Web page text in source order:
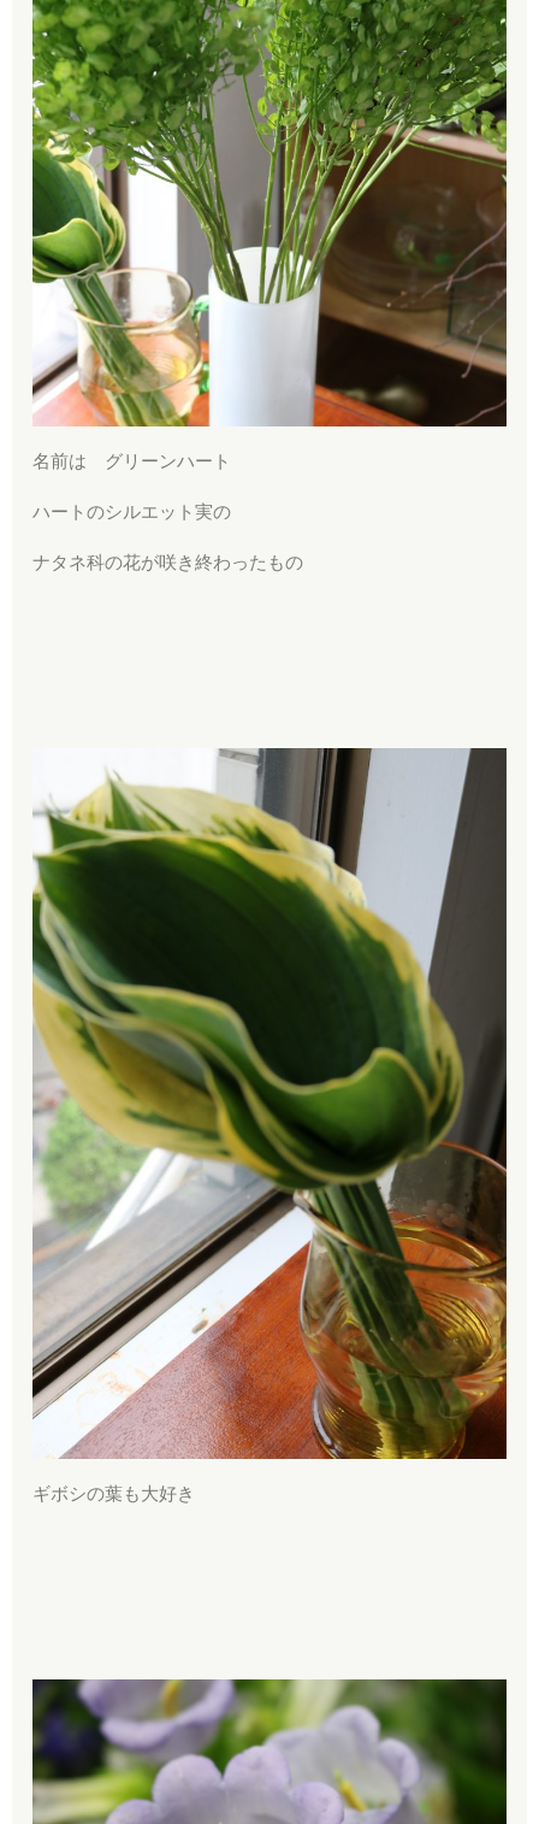
名前は グリーンハート
ハートのシルエット実の
ナタネ科の花が咲き終わったもの
ギボシの葉も大好き